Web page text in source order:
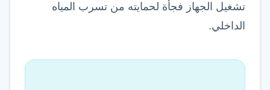
تشغيل الجهاز فجأة لحمايته من تسرب المياه
الداخلي.